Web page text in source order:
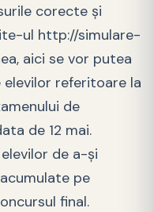
corecte şi
ul http://simulare-
aici se vor putea
referitoare la
de
de 12 mai.
de a-şi
pe
final.